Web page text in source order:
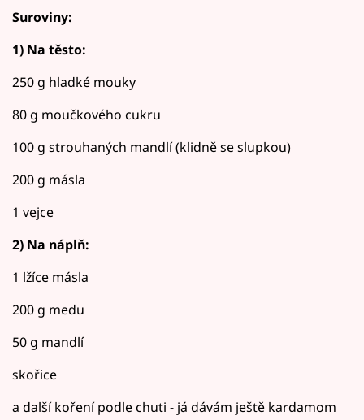
Suroviny:
1) Na těsto:
250 g hladké mouky
80 g moučkového cukru
100 g strouhaných mandlí (klidně se slupkou)
200 g másla
1 vejce
2) Na náplň:
1 lžíce másla
200 g medu
50 g mandlí
skořice
a další koření podle chuti - já dávám ještě kardamom